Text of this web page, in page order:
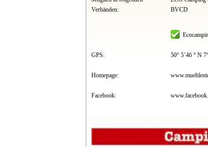
Verbänden:
BVCD
GPS: 50° 5´46 ° N
Homepage:
Facebook: